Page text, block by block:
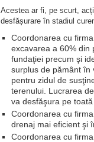
Acestea ar fi, pe scurt,
desfășurare în stadiul
Coordonarea cu
excavarea a 60% din
fundaţiei precum şi
surplus de pământ în
pentru zidul de
terenului. Lucrarea
va desfăşura pe
Coordonarea cu
drenaj mai eficient şi
Coordonarea cu